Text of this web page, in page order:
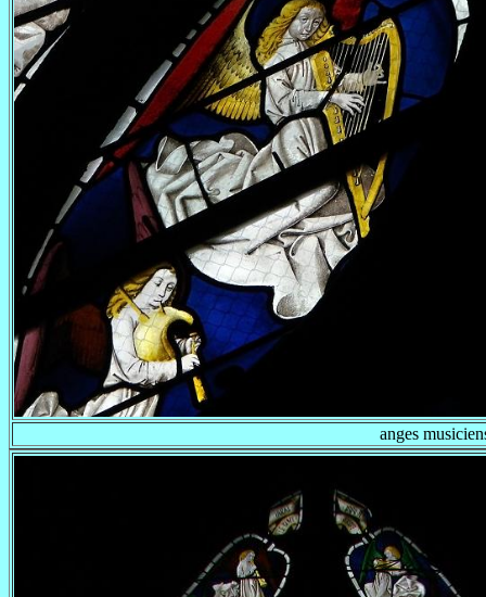
anges